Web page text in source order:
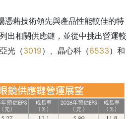
憑藉技術領先與產品性能較佳的特
出相關供應鏈，並從中挑出營運較
光（3019）、晶心科（6533）和